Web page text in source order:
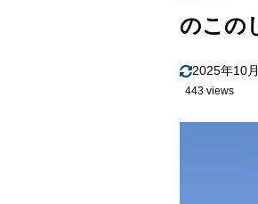
のこの
2025年10
443 views